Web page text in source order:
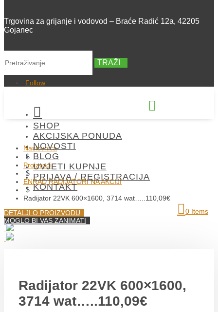
Trgovina za grijanje i vodovod – Braće Radić 12a, 42205
Gojanec
TRAŽI
Follow


SHOP
AKCIJSKA PONUDA
NOVOSTI
BLOG
UVJETI KUPNJE
PRIJAVA / REGISTRACIJA
KONTAKT
0 Items
Naslovnica
$
Proizvodi
$
ENRAD RADIJATORI NA AKCIJI
$
Radijator 22VK 600×1600, 3714 wat…..110,09€
DETALJI O PROIZVODU
MOGLO BI VAS ZANIMATI
Radijator 22VK 600×1600,
3714 wat…..110,09€